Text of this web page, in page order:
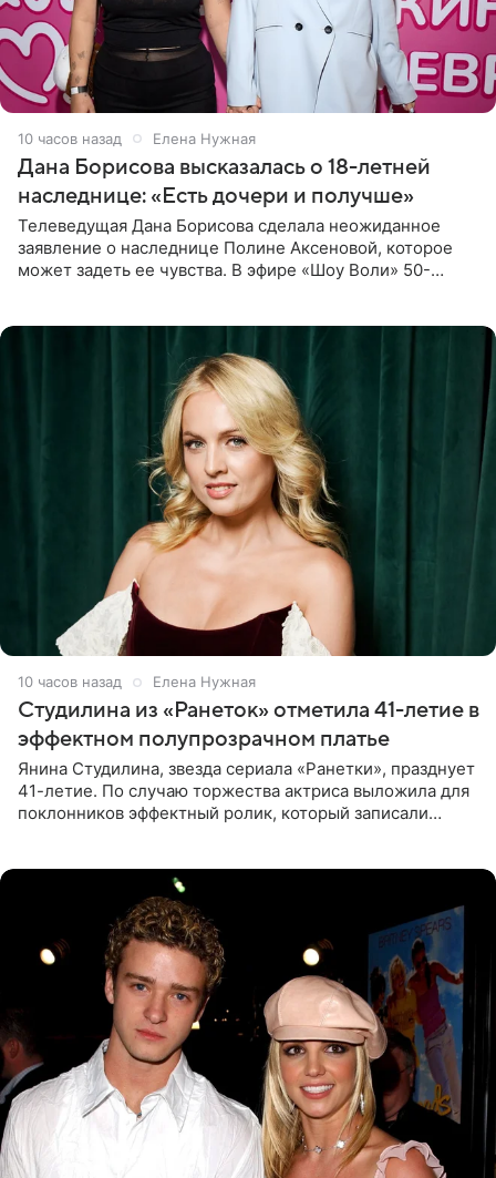
10 часов назад Елена Нужная
Дана Борисова высказалась о 18-летней
наследнице: «Есть дочери и получше»
Телеведущая Дана Борисова сделала неожиданное
заявление о наследнице Полине Аксеновой, которое
может задеть ее чувства. В эфире «Шоу Воли» 50-
10 часов назад Елена Нужная
Студилина из «Ранеток» отметила 41-летие в
эффектном полупрозрачном платье
Янина Студилина, звезда сериала «Ранетки», празднует
41-летие. По случаю торжества актриса выложила для
поклонников эффектный ролик, который записали